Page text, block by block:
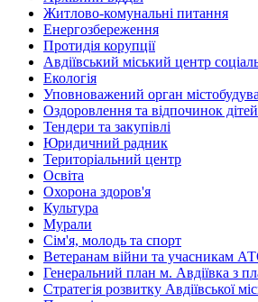
Житлово-комунальні питання
Енергозбереження
Протидія корупції
Авдіївський міський центр
Екологія
Уповноважений орган
Оздоровлення та відпочинок дітей
Тендери та закупівлі
Юридичний радник
Територіальний центр
Освіта
Охорона здоров'я
Культура
Мурали
Сім'я, молодь та спорт
Ветеранам війни та учасникам
Генеральний план м. Авдіївка з
Стратегія розвитку Авдіївської